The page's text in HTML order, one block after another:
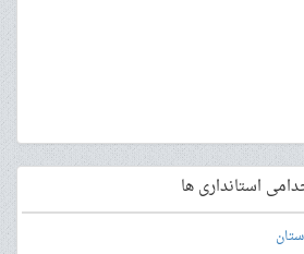
استانداری ها